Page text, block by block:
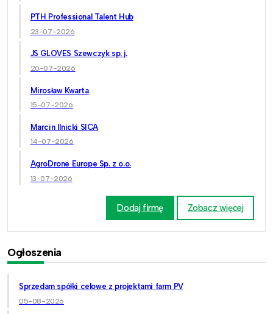
PTH Professional Talent Hub
23-07-2026
JS GLOVES Szewczyk sp. j.
20-07-2026
Mirosław Kwarta
15-07-2026
Marcin Ilnicki SICA
14-07-2026
AgroDrone Europe Sp. z o.o.
13-07-2026
Dodaj firmę Zobacz więcej
Ogłoszenia
Sprzedam spółki celowe z projektami farm PV
05-08-2026